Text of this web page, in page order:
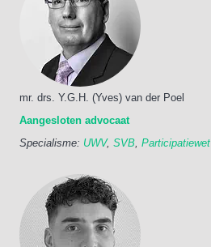
mr. drs. Y.G.H. (Yves) van der Poel
Aangesloten advocaat
Specialisme: UWV, SVB Participatiewet